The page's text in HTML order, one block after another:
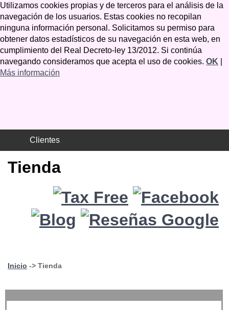
Utilizamos cookies propias y de terceros para el análisis de la
navegación de los usuarios. Estas cookies no recopilan
ninguna información personal. Solicitamos su permiso para
obtener datos estadísticos de su navegación en esta web, en
cumplimiento del Real Decreto-ley 13/2012. Si continúa
navegando consideramos que acepta el uso de cookies. OK
Más información
Clientes
Tienda
Inicio -> Tienda